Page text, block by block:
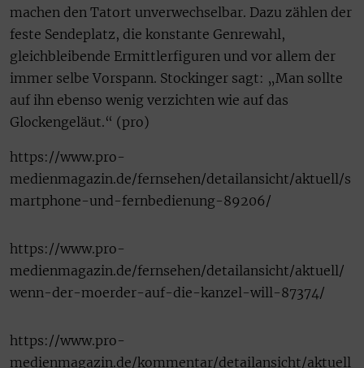
machen den Tatort unverwechselbar. Dazu zählen der
feste Sendeplatz, die konstante Genrewahl,
gleichbleibende Ermittlerfiguren und vor allem der
immer selbe Vorspann. Stockinger sagt: „Man sollte
auf ihn ebenso wenig verzichten wie auf das
Glockengeläut.“ (pro)
https://www.pro-
medienmagazin.de/fernsehen/detailansicht/aktuell/s
martphone-und-fernbedienung-89206/
https://www.pro-
medienmagazin.de/fernsehen/detailansicht/aktuell/
wenn-der-moerder-auf-die-kanzel-will-87374/
https://www.pro-
medienmagazin.de/kommentar/detailansicht/aktuell